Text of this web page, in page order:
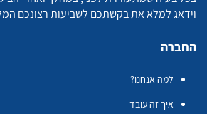
וידאג למלא את בקשתכם לשביעות רצונכם
החברה
למה אנחנו?
איך זה עובד